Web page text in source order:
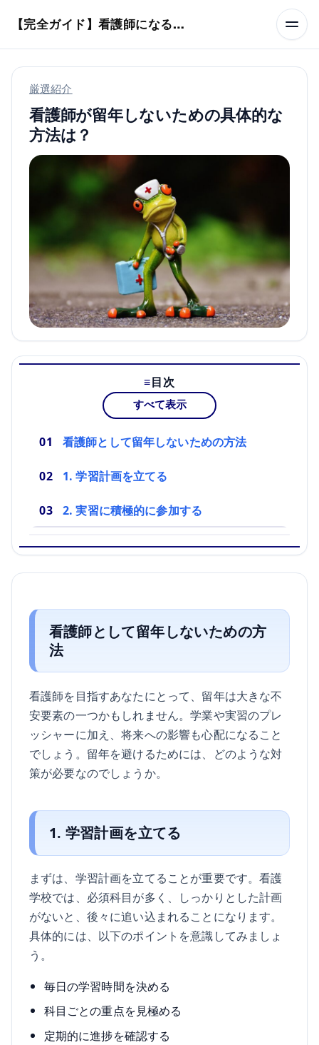
【完全ガイド】看護師になるまでのステップ＆スケジュール
厳選紹介
看護師が留年しないための具体的な
方法は？
目次
すべて表示
看護師として留年しないための方法
1. 学習計画を立てる
2. 実習に積極的に参加する
看護師として留年しないための方
法
看護師を目指すあなたにとって、留年は大きな不
安要素の一つかもしれません。学業や実習のプレ
ッシャーに加え、将来への影響も心配になること
でしょう。留年を避けるためには、どのような対
策が必要なのでしょうか。
1. 学習計画を立てる
まずは、学習計画を立てることが重要です。看護
学校では、必須科目が多く、しっかりとした計画
がないと、後々に追い込まれることになります。
具体的には、以下のポイントを意識してみましょ
う。
毎日の学習時間を決める
科目ごとの重点を見極める
定期的に進捗を確認する